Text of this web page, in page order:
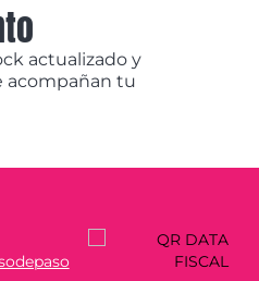
actualizado y
acompañan tu